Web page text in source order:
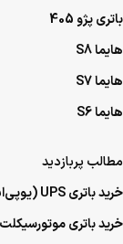
باتری پژو 405
هایما S8
هایما S7
هایما S6
مطالب پربازدید
خرید باتری UPS (یو‌پی‌اس)
خرید باتری موتورسیکلت